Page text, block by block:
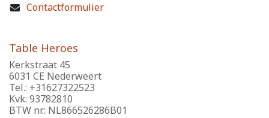
Contactformulier
Table Heroes
Kerkstraat 45
6031 CE Nederweert
Tel.: +31627322523
Kvk: 93782810
BTW nr.: NL866526286B01